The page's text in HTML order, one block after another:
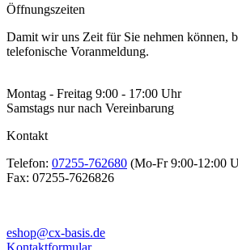
Öffnungszeiten
Damit wir uns Zeit für Sie nehmen können,
telefonische Voranmeldung.
Montag - Freitag 9:00 - 17:00 Uhr
Samstags nur nach Vereinbarung
Kontakt
Telefon: 07255-762680 (Mo-Fr 9:00-12:00
Fax: 07255-7626826
eshop@cx-basis.de